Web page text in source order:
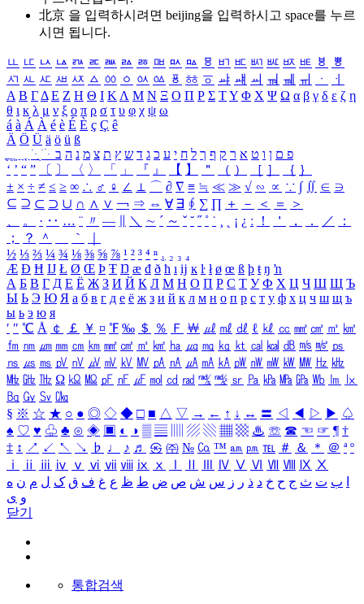
北京 을 입력하시려면 beijing을 입력하시고 space를 누르
시면 됩니다.
ㅥ ㅦ ㅧ ㅨ ㅩ ㅪ ㅫ ㅬ ㅭ ㅮ ㅯ ㅰ ㅱ ㅲ ㅳ ㅴ ㅵ ㅶ ㅷ ㅸ
ㅹ
ㅺ ㅻ ㅼ ㅽ ㅾ ㅿ ㆀ ㆁ ㆂ ㆃ ㆄ ㆅ ㆆ ㆇ ㆈ ㆉ ㆊ ㆋ ㆌ ㆍ
ㆎ
Α Β ΓΔ Ε Ζ Η Θ Ι ΚΛ Μ Ν Ξ Ο Π Ρ Σ ΤΥ Φ Χ Ψ Ω α β γ δ ε ζ η
θ ι κ λ μ ν ξ ο π ρ σ τ υ φ χ ψ ω
á à Á À é è É È ç Ç ê
Ä Ö Ü ä ö ü ß
ִֶֹ ֻּ ׁׂ פ ם ן ו ט א ר ק ף ך ל ח י ע כ ג ד ש ץ ת צ מ נ ה ב
‘ ’ “ ” 〔 〕 〈 〉 「 」 『 』 【 】 ＂ （ ） ［ ］ ｛ ｝
± × ÷ ≠ ≤ ≥ ∞ ∴ ♂ ♀ ∠ ⊥ ⌒ ∂ ∇ ≡ ≒ ≪ ≫ √ ∽ ∝ ∵ ∫ ∬ ∈ ∋
⊆ ⊇ ⊂ ⊃ ∪ ∩ ∧ ∨ ￢ ⇒ ⇔ ∀ ∃ ∮ ∑ ∏ ＋ － ＜ ＝
＞
、
。 · ‥ … ¨ 〃 ― ＼ ∼ ´ ～ ˇ ˘ ˝ ˚ ˙ ¸ ¡ ¿ ː ！ ＇ ， ． ／
：
；
？ ＾ ｀
½ ⅓ ⅔ ¼ ¾ ⅛ ⅜ ⅝ ⅞ ¹ ² ³ ⁴ ⁿ ₁ ₂ ₃ ₄
Æ Ð Ħ Ĳ Ł Ø Œ Þ Ŧ Ŋ æ đ ð ħ ı ĳ ĸ ŀ ł ø œ ß þ ŧ ŋ ŉ
А Б В Г Д Е Ё Ж З И Й К Л М Н О П Р С Т У Ф Х Ц Ч Ш Щ Ъ
Ы Ь Э Ю Я а б в г д е ё ж з и й к л м н о п р с т у ф х ц ч ш щ ъ
ы ь э ю я
′ ″ ℃ Å ￠ ￡ ￥ ¤ ℉ ‰ ＄ ％ Ｆ ￦ ㎕ ㎖ ㎗ ℓ ㎘ ㏄ ㎣ ㎤ ㎥ ㎦
㎙ ㎚ ㎛ ㎜ ㎝ ㎞ ㎟ ㎠ ㎡ ㎢ ㏊ ㎍ ㎎ ㎏ ㏏ ㎈ ㎉ ㏈ ㎧ ㎨ ㎰
㎱ ㎲ ㎳ ㎴ ㎵ ㎶ ㎷ ㎸ ㎹ ㎀ ㎁ ㎂ ㎃ ㎄ ㎺ ㎻ ㎽ ㎾ ㎿ ㎐ ㎑
㎒ ㎓ ㎔ Ω ㏀ ㏁ ㎊ ㎋ ㎌ ㏖ ㏅ ㎭ ㎮ ㎯ ㏛ ㎩ ㎪ ㎫ ㎬ ㏝ ㏐
㏓
㏃ ㏉ ㏜ ㏆
§ ※ ☆ ★ ○ ● ◎ ◇ ◆ □ ■ △ ▽ → ← ↑ ↓ ↔ 〓 ◁ ◀ ▷ ▶ ♤
♠ ♡ ♥ ♧ ♣ ⊙ ◈ ▣ ◐ ◑ ▒ ▤ ▨ ▧ ▦ ▩ ♨ ☏ ☎ ☜ ☞ ¶ †
‡ ↕ ↗ ↙ ↖ ↘ ♭ ♩ ♪ ♬ ㉿ ㈜ № ㏇ ™ ㏂ ㏘ ℡ ＃ ＆ ＊ ＠ ª º
ⅰ
ⅱ ⅲ ⅳ ⅴ ⅵ ⅶ ⅷ ⅸ ⅹ Ⅳ Ⅴ Ⅵ Ⅶ Ⅷ Ⅸ Ⅹ
ب ت ث ج ح خ د ذ ر ز س ش ص ض ط ظ ع غ ف ق ک ل م ن ه
و ی
닫기
통합검색